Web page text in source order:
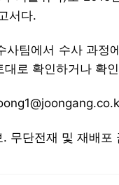
"엄마가 전해주는 거야"…유영 뺨 찰싹 찰싹 친 코치, 왜